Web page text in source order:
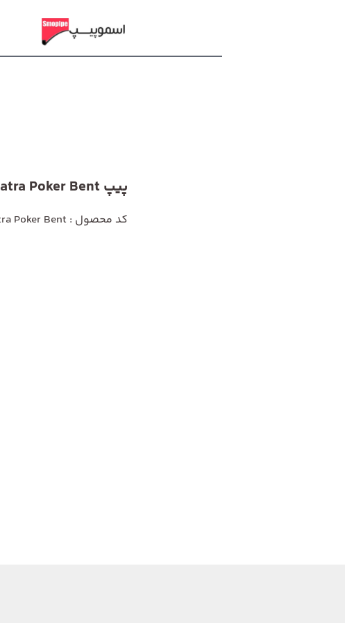
پیپ L'anatra Poker Bent
کد محصول : L'anatra Poker Bent